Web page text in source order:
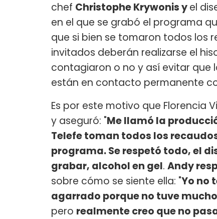
chef Christophe Krywonis yel
en el que se grabó el programa
que si bien se tomaron todos los
invitados deberán realizarse el
contagiaron o no y así evitar
están en contacto permanente
Es por este motivo que Florencia
y aseguró: "Me llamó la
Telefe toman todos los
programa. Se respetó todo, el
grabar, alcohol en gel. Andy
sobre cómo se siente ella: "Yo no
agarrado porque no tuve
pero realmente creo que no